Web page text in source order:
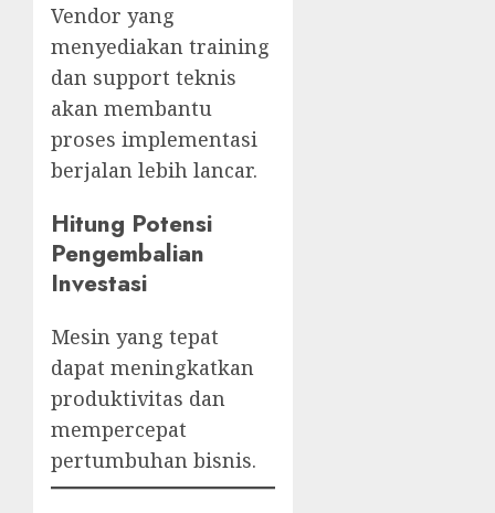
Vendor yang
menyediakan training
dan support teknis
akan membantu
proses implementasi
berjalan lebih lancar.
Hitung Potensi
Pengembalian
Investasi
Mesin yang tepat
dapat meningkatkan
produktivitas dan
mempercepat
pertumbuhan bisnis.